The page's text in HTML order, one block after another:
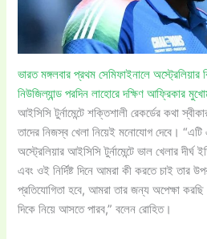
ভারত মঙ্গলবার প্রথম সেমিফাইনালে
নিউজিল্যান্ড পরদিন লাহোরে দক্ষিণ আফ্রিকার
আইসিসি টুর্নামেন্টে শক্তিশালী রেকর্ডের কথা
তাদের নিজস্ব খেলা নিয়েই মনোযোগ দেবে। “এটি
অস্ট্রেলিয়ার আইসিসি টুর্নামেন্টে ভাল খেলার
এবং ওই নির্দিষ্ট দিনে আমরা কী করতে চাই তার
প্রতিযোগিতা হবে, আমরা তার জন্য অপেক্ষা
দিকে নিয়ে আসতে পারব,” বলেন রোহিত।